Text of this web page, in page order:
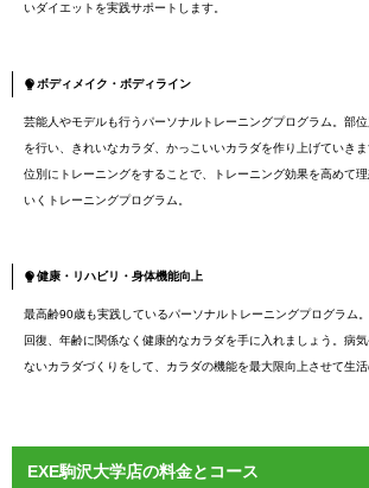
いダイエットを実践サポートします。
ボディメイク・ボディライン
芸能人やモデルも行うパーソナルトレーニングプログラム。部
を行い、きれいなカラダ、かっこいいカラダを作り上げていき
位別にトレーニングをすることで、トレーニング効果を高めて
いくトレーニングプログラム。
健康・リハビリ・身体機能向上
最高齢90歳も実践しているパーソナルトレーニングプログラム
回復、年齢に関係なく健康的なカラダを手に入れましょう。病
ないカラダづくりをして、カラダの機能を最大限向上させて生活
EXE駒沢大学店の料金とコース